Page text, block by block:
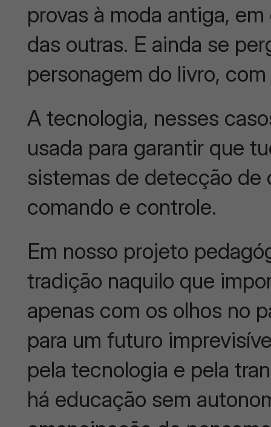
provas à moda antiga,
das outras. E ainda se
personagem do livro,
A tecnologia, nesses
usada para garantir que
sistemas de detecção de
comando e controle.
Em nosso projeto
tradição naquilo que
apenas com os olhos no
para um futuro
pela tecnologia e pela
há educação sem